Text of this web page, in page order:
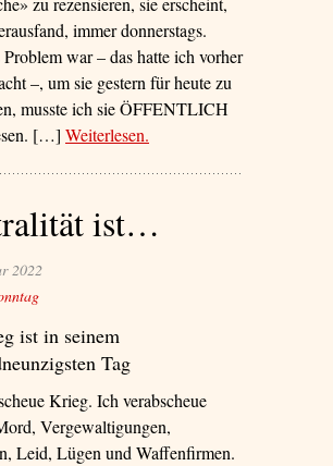
immer donnerstags.
war – das hatte ich vorher
–, um sie gestern für heute zu
musste ich sie ÖFFENTLICH
[…] Weiterlesen– ‘Als ich mit Roger
.
ist…
2022
ist in seinem
Tag
Krieg. Ich verabscheue
Vergewaltigungen,
Leid, Lügen und Waffenfirmen.